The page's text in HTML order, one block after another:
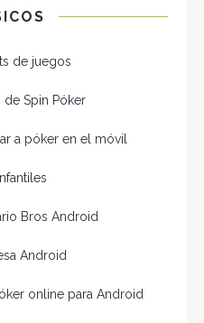
de juegos
Spin Póker
a póker en el móvil
Bros Android
Android
online para Android